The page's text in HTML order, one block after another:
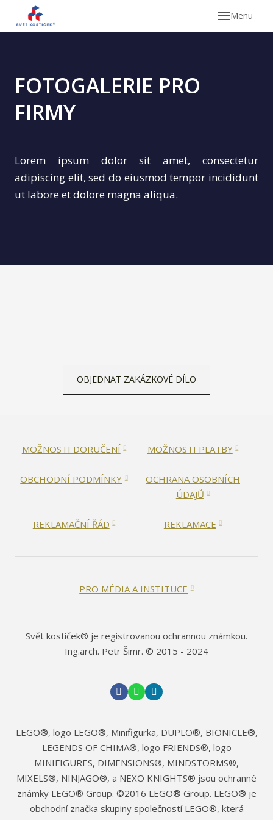
Menu
FOTOGALERIE PRO
FIRMY
Lorem ipsum dolor sit amet, consectetur
adipiscing elit, sed do eiusmod tempor incididunt
ut labore et dolore magna aliqua.
OBJEDNAT ZAKÁZKOVÉ DÍLO
MOŽNOSTI DORUČENÍ MOŽNOSTI PLATBY
OBCHODNÍ PODMÍNKY
OCHRANA OSOBNÍCH
ÚDAJŮ
REKLAMAČNÍ ŘÁD REKLAMACE
PRO MÉDIA A INSTITUCE
Svět kostiček® je registrovanou ochrannou známkou.
Ing.arch. Petr Šimr. © 2015 - 2024
LEGO®, logo LEGO®, Minifigurka, DUPLO®, BIONICLE®,
LEGENDS OF CHIMA®, logo FRIENDS®, logo
MINIFIGURES, DIMENSIONS®, MINDSTORMS®,
MIXELS®, NINJAGO®, a NEXO KNIGHTS® jsou ochranné
známky LEGO® Group. ©2016 LEGO® Group. LEGO® je
obchodní značka skupiny společností LEGO®, která